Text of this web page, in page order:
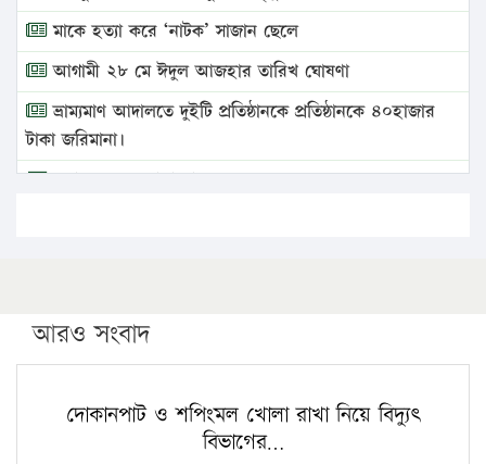
মাকে হত্যা করে ‘নাটক’ সাজান ছেলে
আগামী ২৮ মে ঈদুল আজহার তারিখ ঘোষণা
ভ্রাম্যমাণ আদালতে দুইটি প্রতিষ্ঠানকে প্রতিষ্ঠানকে ৪০হাজার
টাকা জরিমানা।
এবার লঞ্চের ভাড়া বাড়ল
পিএইচডি করছেন কুয়েটের কৃতি…
সারা দেশে বজ্রাঘাতে ১৪ জনের প্রাণহানি
কঠোর হচ্ছে এসএসসি ও এইচএসসি পরীক্ষা
ফরিদগঞ্জে আগুনে পুড়লো ৬ ব্যবসা প্রতিষ্ঠান
আরও সংবাদ
দোকানপাট ও শপিংমল খোলা রাখা নিয়ে বিদ্যুৎ
বিভাগের…